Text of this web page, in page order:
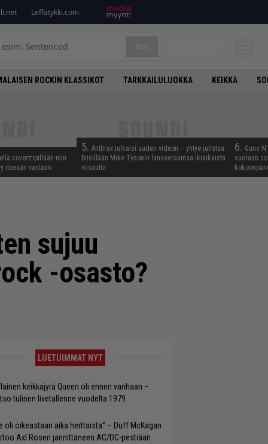
Leffatykki.com
ROCKIN KLASSIKOT TARKKAILULUOKKA KEIKKA
covertripillään niin
itseään vastaan
5. Anthrax julkaisi uuden videon – yhtye julistaa
biisillään Mike Tysonin lanseeraamaa ikiaikaista
viisautta
6. Guns
suoraan
sujuu
-osasto?
LUETUIMMAT NYT
keikkajyrä Queen oli ennen vanhaan –
tulinen livetallenne vuodelta 1979
oli oikeastaan aika herttaista” – Duff McKagan
Axl Rosen jännittäneen AC/DC-pestiään